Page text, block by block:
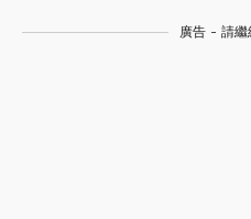
廣告 - 請繼